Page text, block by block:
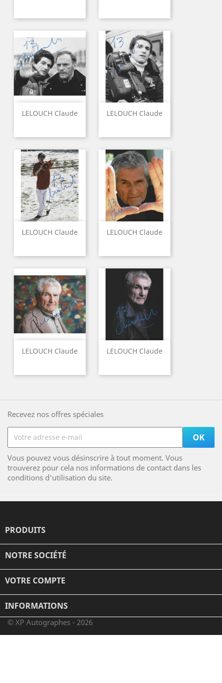
LELOUCH Claude LELOUCH Claude
LELOUCH Claude LELOUCH Claude
LELOUCH Claude LELOUCH Claude
Recevez nos offres spéciales
Vous pouvez vous désinscrire à tout moment. Vous
trouverez pour cela nos informations de contact dans les
conditions d'utilisation du site.
PRODUITS
NOTRE SOCIÉTÉ
VOTRE COMPTE
INFORMATIONS
© XP Autographes - 2026